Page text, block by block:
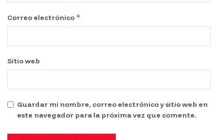
Correo electrónico *
Sitio web
Guardar mi nombre, correo electrónico y sitio web en
este navegador para la próxima vez que comente.